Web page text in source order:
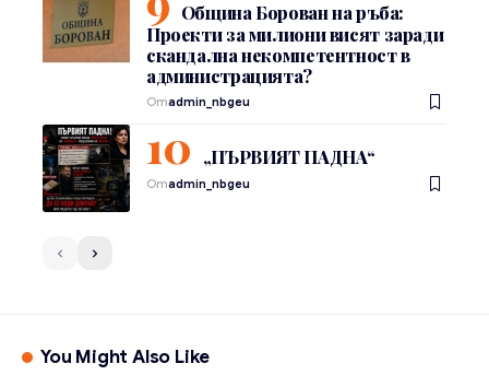
Община Борован на ръба:
Проекти за милиони висят заради
скандална некомпетентност в
администрацията?
Отadmin_nbgeu
„ПЪРВИЯТ ПАДНА“
Отadmin_nbgeu
You Might Also Like